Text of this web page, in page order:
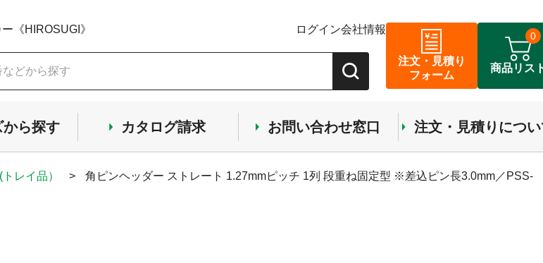
《HIROSUGI》 ログイン会社情報
注文・見積り
フォーム
商品リス
0
から探す カタログ請求 お問い合わせ窓口 注文・見積りにつ
レイ品） >
角ピンヘッダー ストレート 1.27mmピッチ 1列 段重ね固定型 ※差込ピン長3.0mm／PSS-